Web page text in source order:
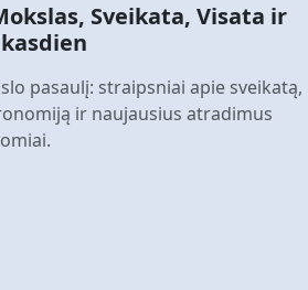
Sveikata, Visata ir
pasaulį: straipsniai apie sveikatą,
ir naujausius atradimus